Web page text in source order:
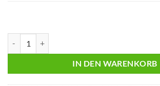
IN DEN WARENKORB